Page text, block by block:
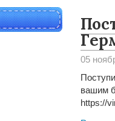
05
вашим
https://